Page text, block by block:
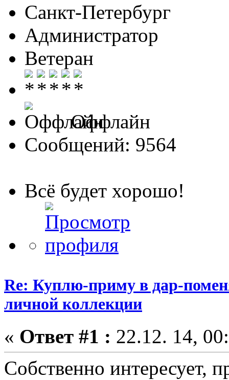
Санкт-Петербург
Администратор
Ветеран
Оффлайн
Сообщений: 9564
Всё будет хорошо!
Re: Куплю-приму в дар-
личной коллекции
« Ответ #1 : 22.12. 14,
Собственно интересует,